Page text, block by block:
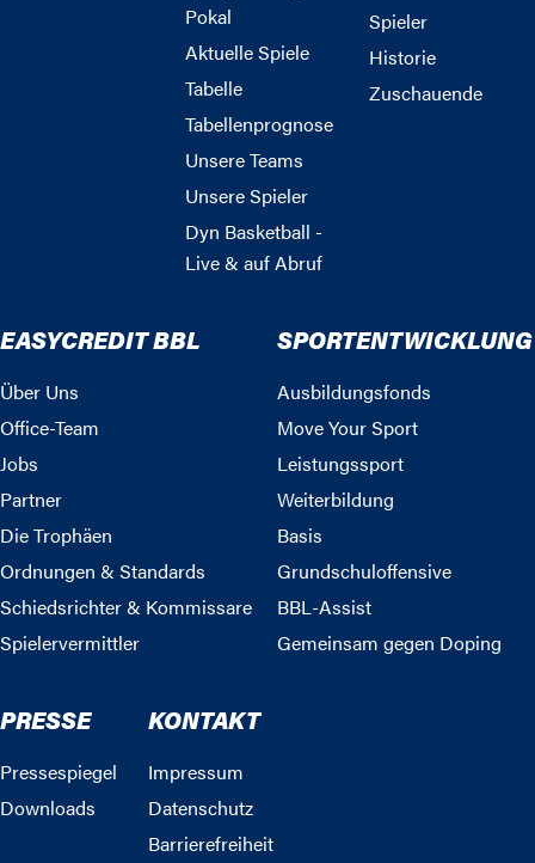
Pokal
Aktuelle Spiele
Tabelle
Tabellenprognose
Unsere Teams
Unsere Spieler
Dyn Basketball -
Live & auf Abruf
Spieler
Historie
Zuschauende
EASYCREDIT BBL
Über Uns
Office-Team
Jobs
Partner
Die Trophäen
Ordnungen & Standards
Schiedsrichter & Kommissare
Spielervermittler
SPORTENTWICKLUNG
Ausbildungsfonds
Move Your Sport
Leistungssport
Weiterbildung
Basis
Grundschuloffensive
BBL-Assist
Gemeinsam gegen Doping
PRESSE
Pressespiegel
Downloads
KONTAKT
Impressum
Datenschutz
Barrierefreiheit